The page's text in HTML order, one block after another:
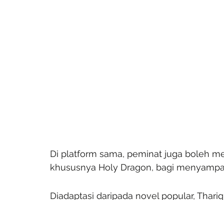
Di platform sama, peminat juga boleh
khususnya Holy Dragon, bagi
Diadaptasi daripada novel popular,